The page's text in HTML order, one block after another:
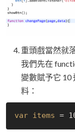
重頭戲當然就
我們先在
變數賦予它 10
料：
var items